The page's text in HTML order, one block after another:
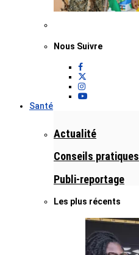
Nous Suivre
Santé
Actualité
Conseils pratiques
Publi-reportage
Les plus récents